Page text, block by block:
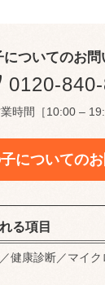
についてのお
0120-
時間［10:00 –
についての
る項目
健康診断／マイ